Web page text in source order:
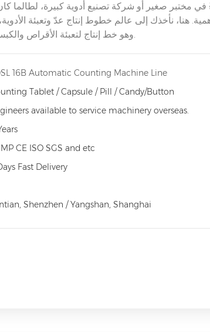
في مختبر صغير أو شركة تصنيع أدوية كبيرة، لطالما
هنا، نأخذك إلى عالم خطوط إنتاج عدّ وتعبئة
DSL-16C-Line، وهو خط إنتاج لتعبئة الأقراص والكبسولات بـ 16 قناة.
16B Automatic Counting Machine Line
Tablet / Capsule / Pill / Candy/Button
available to service machinery overseas.
CE ISO SGS and etc
Fast Delivery
Shenzhen / Yangshan, Shanghai